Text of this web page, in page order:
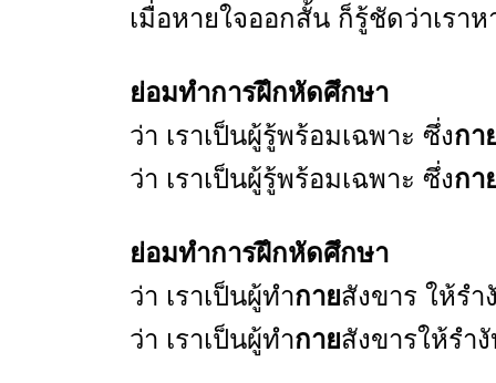
เมื่อหายใจออกสั้น ก็รู้ชัดว่าเรา
ย่อมทำการฝึกหัดศึกษา
ว่า เราเป็นผู้รู้พร้อมเฉพาะ ซึ่งกา
ว่า เราเป็นผู้รู้พร้อมเฉพาะ ซึ่งกา
ย่อมทำการฝึกหัดศึกษา
ว่า เราเป็นผู้ทำกายสังขาร ให้รำ
ว่า เราเป็นผู้ทำกายสังขารให้รำ